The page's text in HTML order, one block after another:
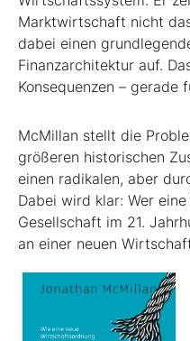
Marktwirtschaft nicht
dabei einen
Finanzarchitektur auf.
Konsequenzen – gerade
McMillan stellt die
größeren historischen
einen radikalen, aber
Dabei wird klar: Wer
Gesellschaft im 21.
an einer neuen